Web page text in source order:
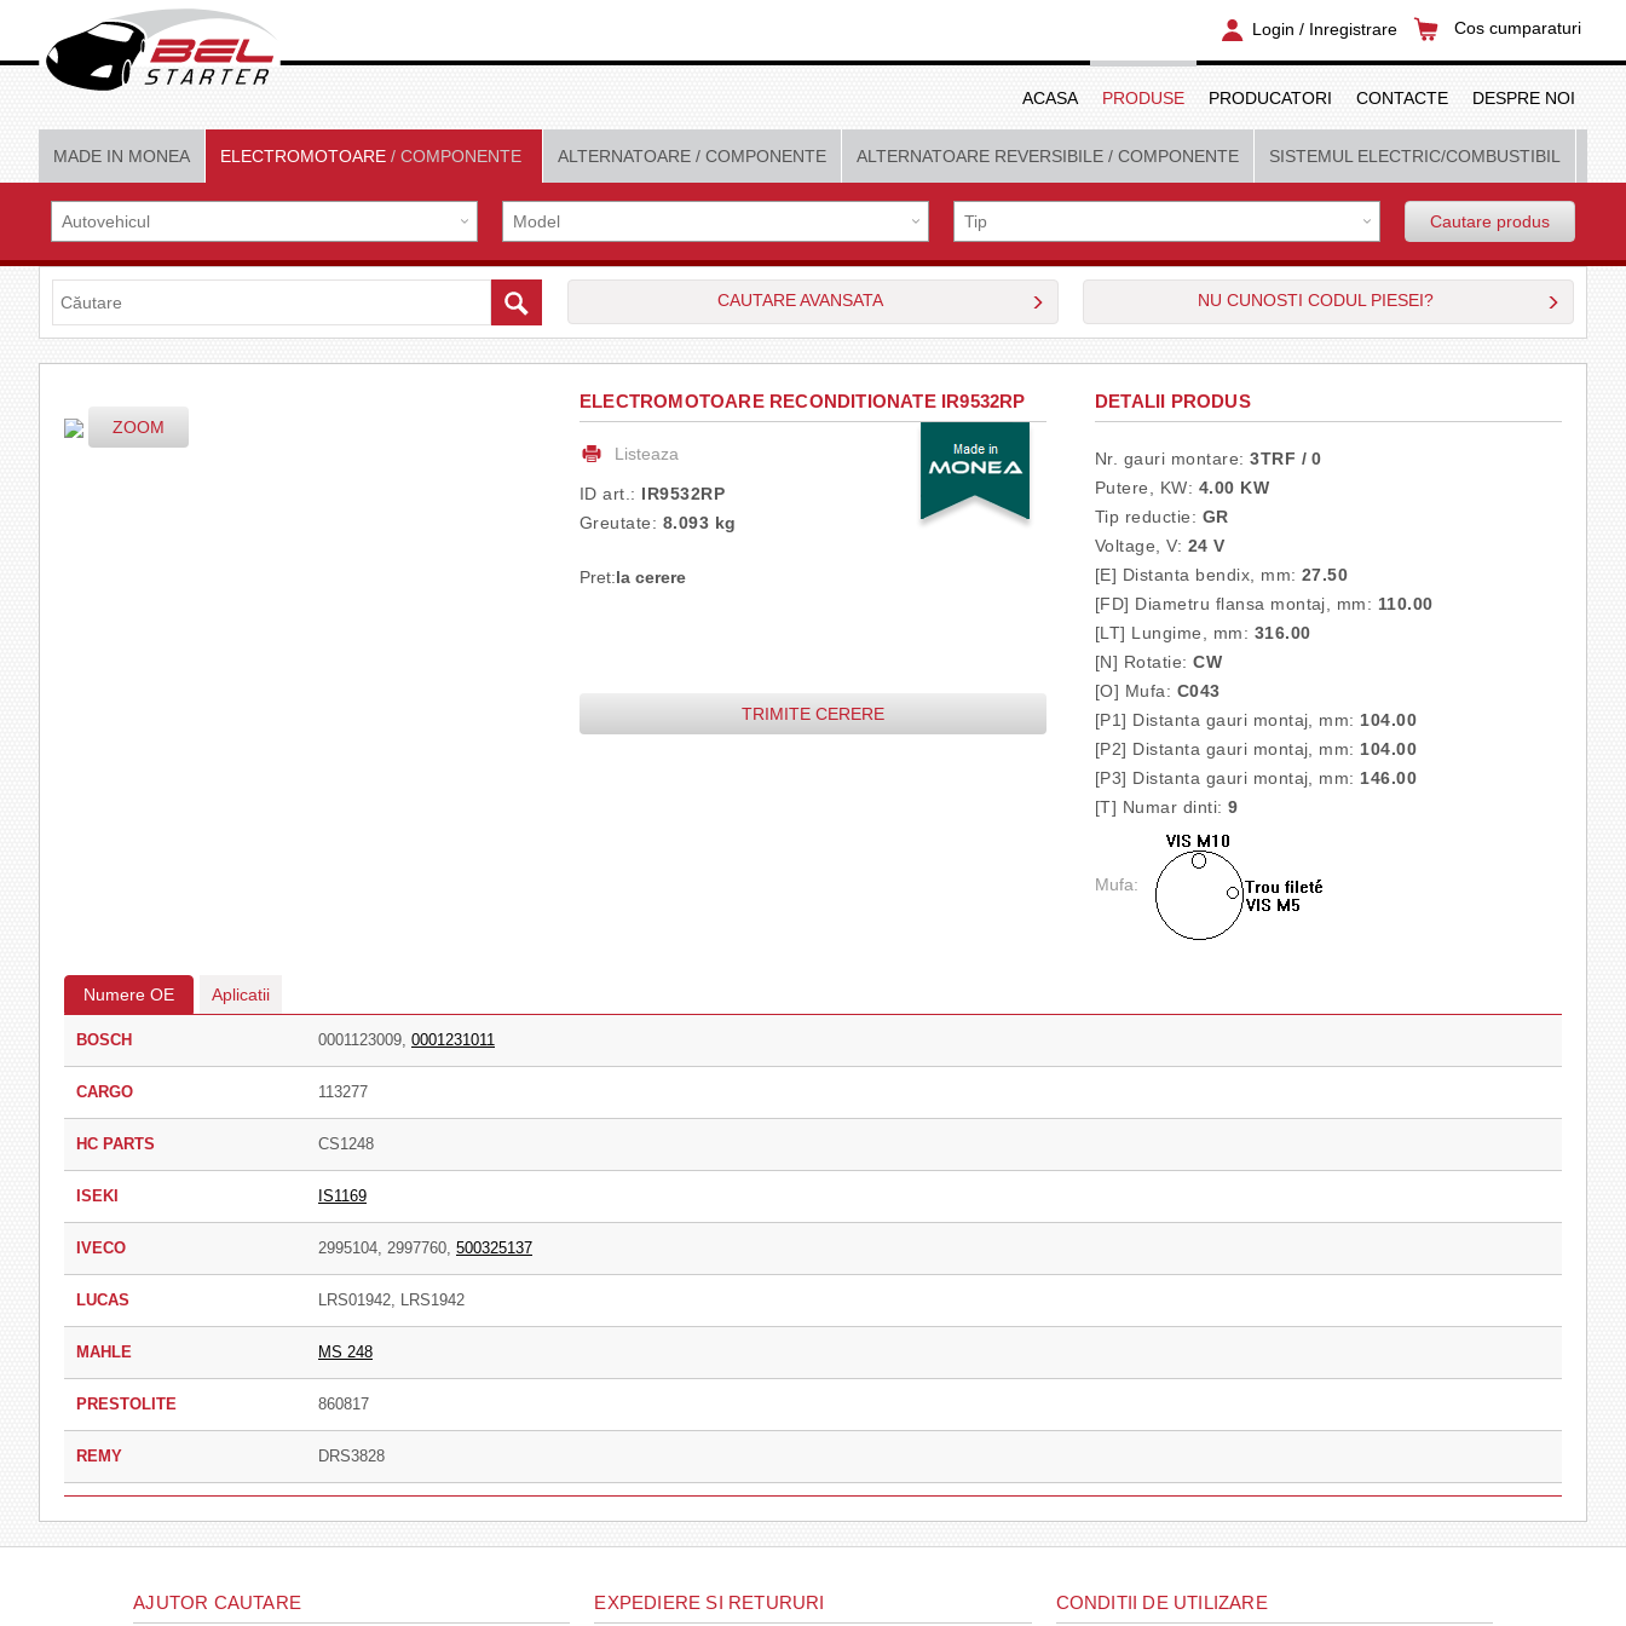
Login / Inregistrare Cos cumparaturi
ACASA PRODUSE PRODUCATORI CONTACTE DESPRE NOI
MADE IN MONEA ELECTROMOTOARE / COMPONENTE ALTERNATOARE / COMPONENTE ALTERNATOARE REVERSIBILE / COMPONENTE SISTEMUL ELECTRIC/COMBUSTIBIL
Cautare produs
CAUTARE AVANSATA NU CUNOSTI CODUL PIESEI?
ZOOM
ELECTROMOTOARE RECONDITIONATE IR9532RP
Listeaza
ID art.: IR9532RP
Greutate: 8.093 kg
Pret:la cerere
TRIMITE CERERE
DETALII PRODUS
Nr. gauri montare:3TRF / 0
Putere, KW: 4.00 KW
Tip reductie: GR
Voltage, V: 24 V
[E] Distanta bendix, mm: 27.50
[FD] Diametru flansa montaj, mm: 110.00
[LT] Lungime, mm: 316.00
[N] Rotatie:CW
[O] Mufa: C043
[P1] Distanta gauri montaj, mm: 104.00
[P2] Distanta gauri montaj, mm: 104.00
[P3] Distanta gauri montaj, mm: 146.00
[T] Numar dinti:9
Mufa:
Numere OE Aplicatii
BOSCH 0001123009, 0001231011
CARGO 113277
HC PARTS CS1248
ISEKI IS1169
IVECO 2995104, 2997760, 500325137
LUCAS LRS01942, LRS1942
MAHLE MS 248
PRESTOLITE 860817
REMY DRS3828
AJUTOR CAUTARE EXPEDIERE SI RETURURI CONDITII DE UTILIZARE